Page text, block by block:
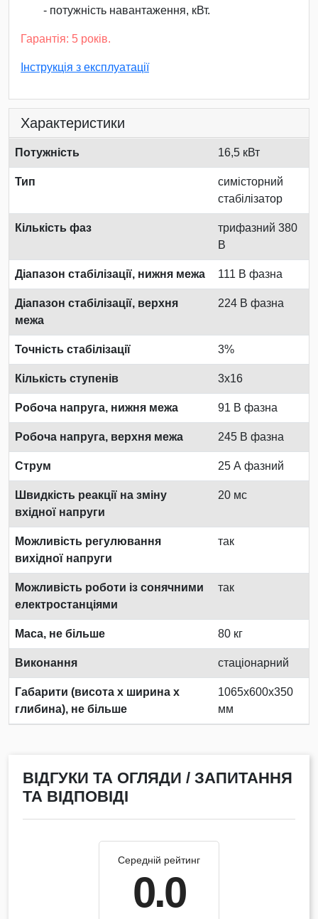
- потужність навантаження, кВт.
Гарантія: 5 років.
Інструкція з експлуатації
Характеристики
Потужність 16,5 кВт
Тип
симісторний
стабілізатор
Кількість фаз
трифазний 380
В
Діапазон стабілізації, нижня межа 111 В фазна
Діапазон стабілізації, верхня
межа
224 В фазна
Точність стабілізації 3%
Кількість ступенів 3x16
Робоча напруга, нижня межа 91 В фазна
Робоча напруга, верхня межа 245 В фазна
Струм 25 А фазний
Швидкість реакції на зміну
вхідної напруги
20 мс
Можливість регулювання
вихідної напруги
так
Можливість роботи із сонячними
електростанціями
так
Маса, не більше 80 кг
Виконання стаціонарний
Габарити (висота х ширина х
глибина), не більше
1065x600x350
мм
ВІДГУКИ ТА ОГЛЯДИ / ЗАПИТАННЯ
ТА ВІДПОВІДІ
Середній рейтинг
0.0